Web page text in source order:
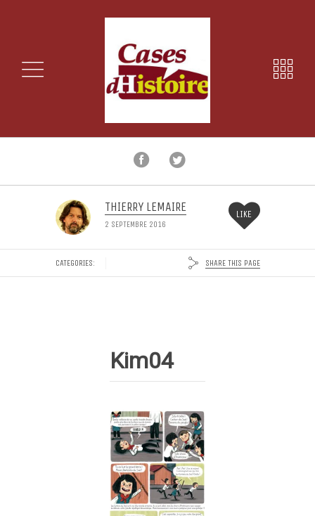
THIERRY LEMAIRE
2 SEPTEMBRE 2016
LIKE
CATEGORIES: SHARE THIS PAGE
Kim04